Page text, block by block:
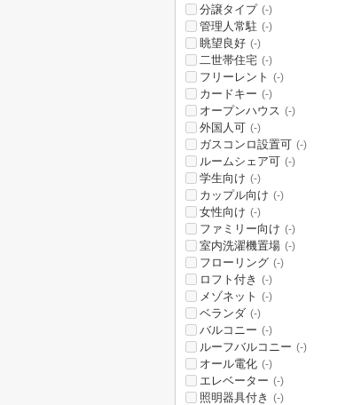
分譲タイプ (-)
管理人常駐 (-)
眺望良好 (-)
二世帯住宅 (-)
フリーレント (-)
カードキー (-)
オープンハウス (-)
外国人可 (-)
ガスコンロ設置可 (-)
ルームシェア可 (-)
学生向け (-)
カップル向け (-)
女性向け (-)
ファミリー向け (-)
室内洗濯機置場 (-)
フローリング (-)
ロフト付き (-)
メゾネット (-)
ベランダ (-)
バルコニー (-)
ルーフバルコニー (-)
オール電化 (-)
エレベーター (-)
照明器具付き (-)